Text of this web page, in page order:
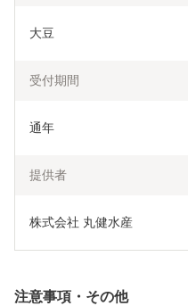
大豆
受付期間
通年
提供者
株式会社 丸健水産
注意事項・その他